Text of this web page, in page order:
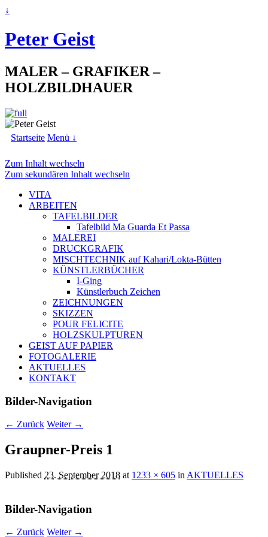
↓
Peter Geist
MALER – GRAFIKER –
HOLZBILDHAUER
Startseite Menü ↓
Zum Inhalt wechseln
Zum sekundären Inhalt wechseln
VITA
ARBEITEN
TAFELBILDER
Tafelbild Ma Guarda Et Passa
MALEREI
DRUCKGRAFIK
MISCHTECHNIK auf Kahari/Lokta-Bütten
KÜNSTLERBÜCHER
I-Ging
Künstlerbuch Zeichen
ZEICHNUNGEN
SKIZZEN
POUR FELICITE
HOLZSKULPTUREN
GEIST AUF PAPIER
FOTOGALERIE
AKTUELLES
KONTAKT
Bilder-Navigation
← Zurück Weiter →
Graupner-Preis 1
Published 23. September 2018 at 1233 × 605 in AKTUELLES
Bilder-Navigation
← Zurück Weiter →